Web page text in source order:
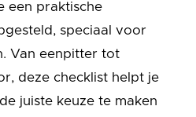
een praktische
speciaal voor
Van eenpitter tot
deze checklist helpt je
juiste keuze te maken